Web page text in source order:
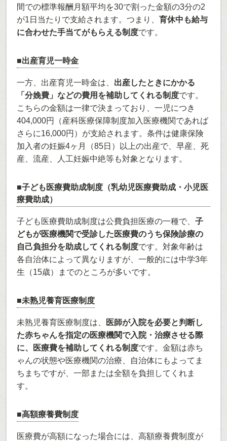
間での標準報酬月額平均を30で割った金額の3分の2
が1日当たりで支給されます。つまり、 育休中も給与
に合わせた手当てがもらえる制度です。
■出産育児一時金
一方、出産育児一時金は、 出産したときにかかる
「分娩費」などの費用を補助してくれる制度です。
こちらの金額は一律で決まっており、一児につき
404,000円（産科医療保障制度加入医療機関であれば
さらに16,000円）が支給されます。条件は健康保険
加入者の妊娠4ヶ月（85日）以上の出産で、早産、死
産、流産、人工妊娠中絶等も対象となります。
■子ども医療費助成制度（乳幼児医療費助成・小児医
療費助成）
子ども医療費助成制度は公費負担医療の一種で、子
どもが医療機関で受診した医療費のうち保険診療の
自己負担分を助成してくれる制度です。対象年齢は
各自治体によって異なりますが、一般的には中学3年
生（15歳）までのところが多いです。
■未熟児養育医療制度
未熟児養育医療制度は、
医師が入院を必要と判断し
た赤ちゃんを指定の医療機関で入院・治療させる際
に、医療費を補助してくれる制度です。金額は赤ち
ゃんの状態や医療機関の治療、自治体にもよってま
ちまちですが、一部または全額を負担してくれま
す。
■高額療養費制度
医療費が高額になった場合には、高額療養費制度が